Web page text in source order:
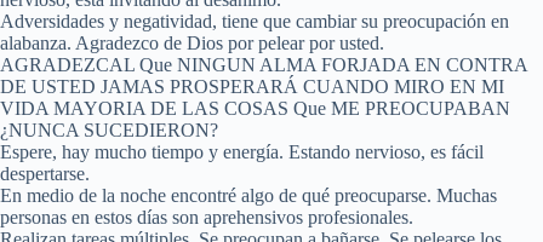
Adversidades y negatividad, tiene que cambiar su preocupación en
alabanza. Agradezco de Dios por pelear por usted.
AGRADEZCAL Que NINGUN ALMA FORJADA EN CONTRA
DE USTED JAMAS PROSPERARÁ CUANDO MIRO EN MI
VIDA MAYORIA DE LAS COSAS Que ME PREOCUPABAN
¿NUNCA SUCEDIERON?
Espere, hay mucho tiempo y energía. Estando nervioso, es fácil
despertarse.
En medio de la noche encontré algo de qué preocuparse. Muchas
personas en estos días son aprehensivos profesionales.